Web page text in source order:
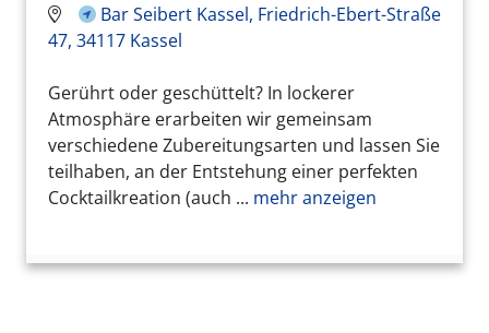
Bar Seibert Kassel, Friedrich-Ebert-Straße
47, 34117 Kassel
Gerührt oder geschüttelt? In lockerer
Atmosphäre erarbeiten wir gemeinsam
verschiedene Zubereitungsarten und lassen Sie
teilhaben, an der Entstehung einer perfekten
Cocktailkreation (auch ... mehr anzeigen